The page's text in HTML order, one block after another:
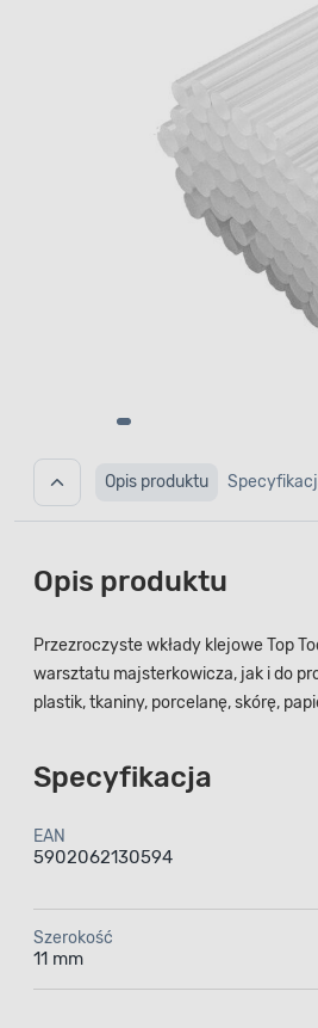
Opis produktu
Opis produktu
Przezroczyste wkłady klejowe Top
warsztatu majsterkowicza, jak i do
plastik, tkaniny, porcelanę, skórę,
Specyfikacja
EAN
5902062130594
Szerokość
11 mm